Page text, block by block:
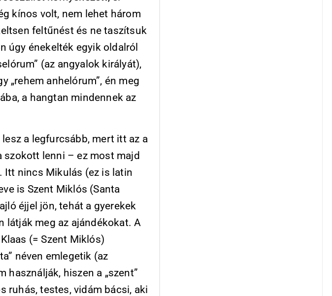
kínos volt, nem lehet három
feltűnést és ne taszítsuk
úgy énekelték egyik oldalról
(az angyalok királyát),
„rehem anhelórum”, én meg
a hangtan mindennek az
a legfurcsább, mert itt az a
szokott lenni – ez most majd
Itt nincs Mikulás (ez is latin
is Szent Miklós (Santa
éjjel jön, tehát a gyerekek
látják meg az ajándékokat. A
(= Szent Miklós)
néven emlegetik (az
használják, hiszen a „szent”
ruhás, testes, vidám bácsi, aki